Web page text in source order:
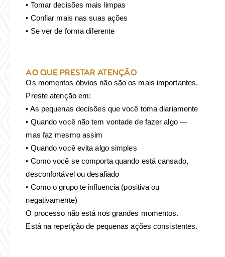
• Tomar decisões mais limpas
• Confiar mais nas suas ações
• Se ver de forma diferente
AO QUE PRESTAR ATENÇÃO
Os momentos óbvios não são os mais importantes.
Preste atenção em:
• As pequenas decisões que você toma diariamente
• Quando você não tem vontade de fazer algo —
mas faz mesmo assim
• Quando você evita algo simples
• Como você se comporta quando está cansado,
desconfortável ou desafiado
• Como o grupo te influencia (positiva ou
negativamente)
O processo não está nos grandes momentos.
Está na repetição de pequenas ações consistentes.